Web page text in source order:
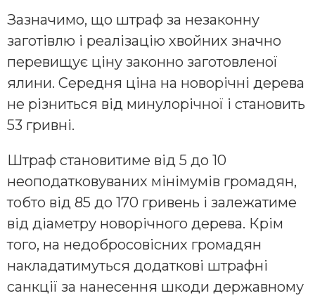
Зазначимо, що штраф за незаконну
заготівлю і реалізацію хвойних значно
перевищує ціну законно заготовленої
ялини. Середня ціна на новорічні дерева
не різниться від минулорічної і становить
53 гривні.
Штраф становитиме від 5 до 10
неоподатковуваних мінімумів громадян,
тобто від 85 до 170 гривень і залежатиме
від діаметру новорічного дерева. Крім
того, на недобросовісних громадян
накладатимуться додаткові штрафні
санкції за нанесення шкоди державному